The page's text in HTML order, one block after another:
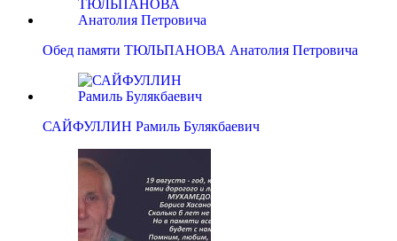
Обед памяти ТЮЛЬПАНОВА Анатолия Петровича
САЙФУЛЛИН Рамиль Булякбаевич